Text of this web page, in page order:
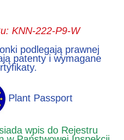
KNN-222-P9-W
podlegają prawnej
patenty i wymagane
Plant Passport
wpis do Rejestru